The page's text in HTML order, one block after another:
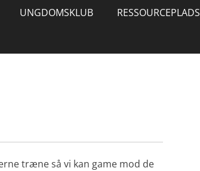
UNGDOMSKLUB RESSOURCEPLADS
træne så vi kan game mod de